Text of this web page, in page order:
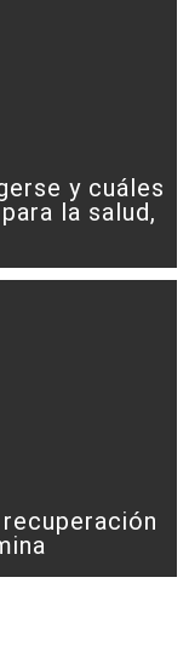
y cuáles
la salud,